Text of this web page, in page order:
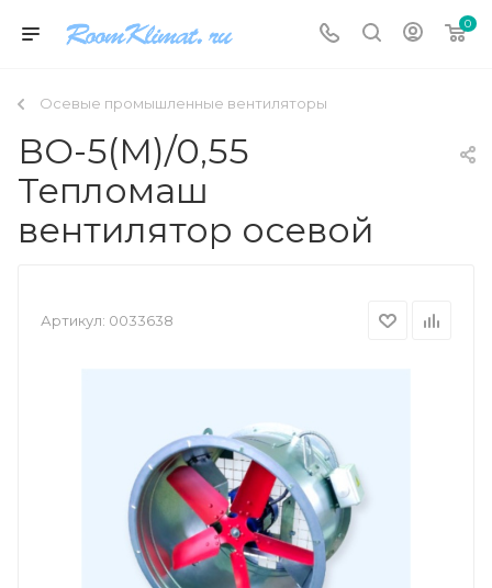
0
Осевые промышленные вентиляторы
ВО-5(М)/0,55
Тепломаш
вентилятор осевой
Артикул: 0033638